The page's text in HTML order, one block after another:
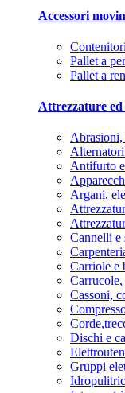
Accessori
Contenitori
Pallet a
Pallet a
Attrezzature
Abrasioni,
Antifurto
Argani,
Cannelli e
Carriole e
Cassoni,
Dischi e
Gruppi